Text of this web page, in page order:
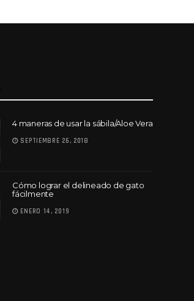
4 maneras de usar la sábila/Aloe Vera
SEPTIEMBRE 26, 2018
Cómo lograr el delineado de gato
fácilmente
ENERO 14, 2019